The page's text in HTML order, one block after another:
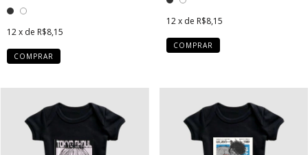
12x de R$8,15
COMPRAR
12 x de R$8,15
COMPRAR